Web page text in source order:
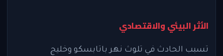
الأثر البيئي والاقتصادي
تسبب الحادث في تلوث نهر باتابسكو وخليج